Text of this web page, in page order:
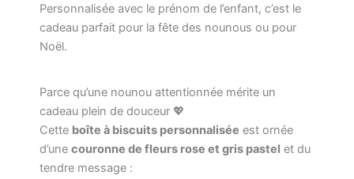
Boîte
métal
enfant
Couronne
rose
Personnalisée avec le prénom de l’enfant, c’est le
cadeau parfait pour la fête des nounous ou pour
Noël.
Parce qu’une nounou attentionnée mérite un
cadeau plein de douceur 💖
Cette boîte à biscuits personnalisée est ornée
d’une couronne de fleurs rose et gris pastel et du
tendre message :